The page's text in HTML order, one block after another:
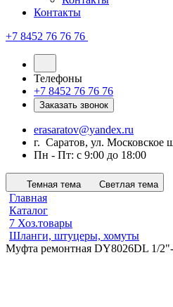
Контакты
+7 8452 76 76 76
Телефоны
+7 8452 76 76 76
Заказать звонок
erasaratov@yandex.ru
г. Саратов, ул. Московское
Пн - Пт: с 9:00 до 18:00
Темная тема Светлая тема
Главная
Каталог
7 Хоз.товары
Шланги, штуцеры, хомуты
Муфта ремонтная DY8026DL 1/